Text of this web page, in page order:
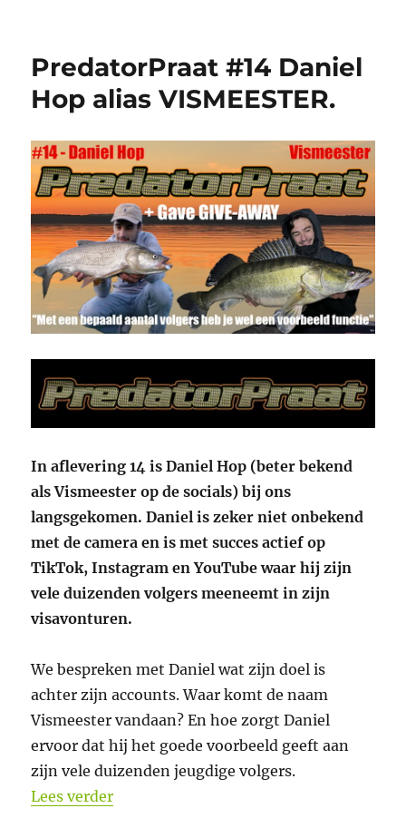
PredatorPraat #14 Daniel
Hop alias VISMEESTER.
In aflevering 14 is Daniel Hop (beter bekend
als Vismeester op de socials) bij ons
langsgekomen. Daniel is zeker niet onbekend
met de camera en is met succes actief op
TikTok, Instagram en YouTube waar hij zijn
vele duizenden volgers meeneemt in zijn
visavonturen.
We bespreken met Daniel wat zijn doel is
achter zijn accounts. Waar komt de naam
Vismeester vandaan? En hoe zorgt Daniel
ervoor dat hij het goede voorbeeld geeft aan
zijn vele duizenden jeugdige volgers.
Lees verder“PredatorPraat #14 Daniel Hop alias